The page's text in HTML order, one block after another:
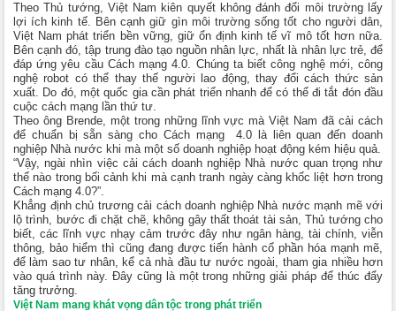
Theo Thủ tướng, Việt Nam kiên quyết không đánh đổi môi trường lấy
lợi ích kinh tế. Bên cạnh giữ gìn môi trường sống tốt cho người dân,
Việt Nam phát triển bền vững, giữ ổn định kinh tế vĩ mô tốt hơn nữa.
Bên cạnh đó, tập trung đào tạo nguồn nhân lực, nhất là nhân lực trẻ, để
đáp ứng yêu cầu Cách mạng 4.0. Chúng ta biết công nghệ mới, công
nghệ robot có thể thay thế người lao động, thay đổi cách thức sản
xuất. Do đó, một quốc gia cần phát triển nhanh để có thể đi tắt đón đầu
cuộc cách mạng lần thứ tư.
Theo ông Brende, một trong những lĩnh vực mà Việt Nam đã cải cách
để chuẩn bị sẵn sàng cho Cách mạng 4.0 là liên quan đến doanh
nghiệp Nhà nước khi mà một số doanh nghiệp hoạt động kém hiệu quả.
“Vậy, ngài nhìn việc cải cách doanh nghiệp Nhà nước quan trọng như
thế nào trong bối cảnh khi mà cạnh tranh ngày càng khốc liệt hơn trong
Cách mạng 4.0?”.
Khẳng định chủ trương cải cách doanh nghiệp Nhà nước mạnh mẽ với
lộ trình, bước đi chặt chẽ, không gây thất thoát tài sản, Thủ tướng cho
biết, các lĩnh vực nhạy cảm trước đây như ngân hàng, tài chính, viễn
thông, bảo hiểm thì cũng đang được tiến hành cổ phần hóa mạnh mẽ,
để làm sao tư nhân, kể cả nhà đầu tư nước ngoài, tham gia nhiều hơn
vào quá trình này. Đây cũng là một trong những giải pháp để thúc đẩy
tăng trưởng.
Việt Nam mang khát vọng dân tộc trong phát triển